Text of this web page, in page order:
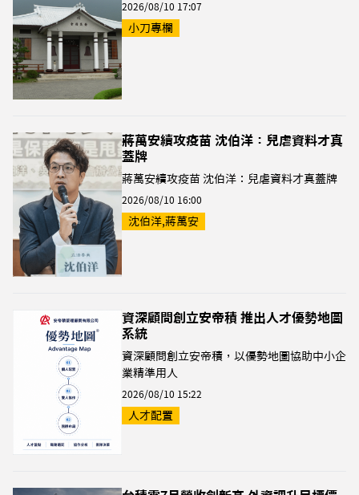
2026/08/10 17:07
小刀專欄
蔣萬安續攻疫苗 沈伯洋：兒虐資料才真
蓋牌
蔣萬安續攻疫苗 沈伯洋：兒虐資料才真蓋牌
2026/08/10 16:00
沈伯洋,蔣萬安
資深顧問創立安帝積 推出人才優勢地圖
系統
資深顧問創立安帝積，以優勢地圖協助中小企
業精準用人
2026/08/10 15:22
人才配置